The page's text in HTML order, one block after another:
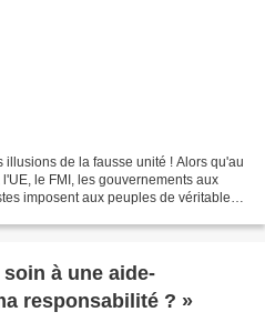
de la fausse unité ! Alors qu'au
le FMI, les gouvernements aux
imposent aux peuples de véritables
à une aide-
responsabilité ? »